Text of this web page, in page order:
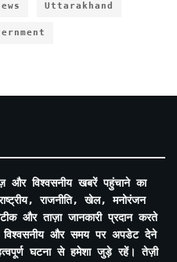
Uttarakhand
विश्वसनीय खबरें पहुंचाने का
राजनीति, खेल, मनोरंजन
और ताज़ा जानकारी प्रदान करते
विश्वसनीय और समय पर अपडेट देने
घटना से हमेशा जुड़े रहें। तेज़ी